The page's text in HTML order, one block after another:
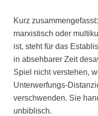
Kurz
marxistisch oder
ist, steht für das
in absehbarer Zeit
Spiel nicht verstehen,
Unterwerfungs-
verschwenden. Sie
unbiblisch.